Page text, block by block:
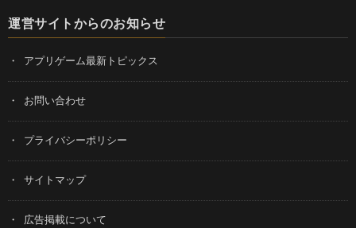
運営サイトからのお知らせ
アプリゲーム最新トピックス
お問い合わせ
プライバシーポリシー
サイトマップ
広告掲載について